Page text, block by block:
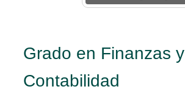
Grado en Finanzas y
Contabilidad